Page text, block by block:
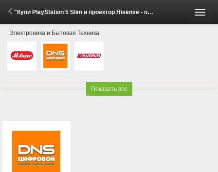
"Купи PlayStation 5 Slim и проектор Hisense - получи скидку!" (7 Мая - 7 Июня 2026)
Электроника и Бытовая Техника
Показать все